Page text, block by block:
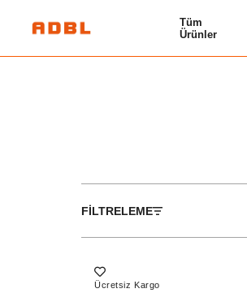
Tüm
Ürünler
FILTRELEME
Ücretsiz Kargo